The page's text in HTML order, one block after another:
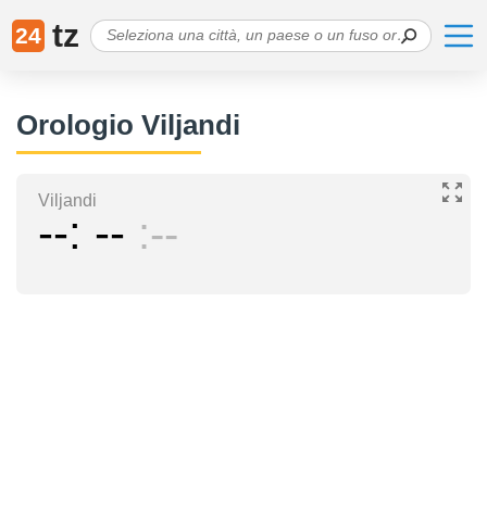
24 tz
Orologio Viljandi
Viljandi
-- -- --